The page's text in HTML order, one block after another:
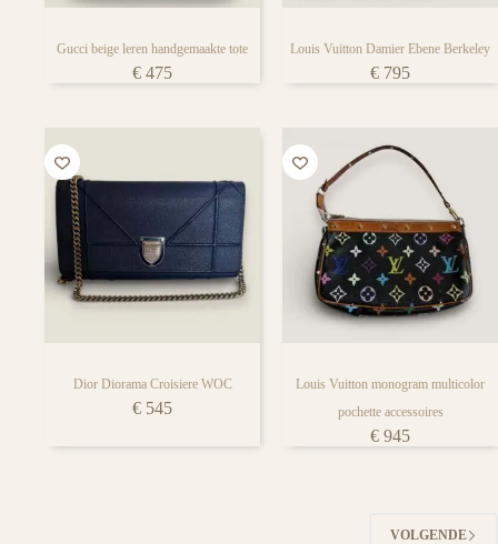
Gucci beige leren handgemaakte tote
€ 475
Louis Vuitton Damier Ebene Berkeley
€ 795
Dior Diorama Croisiere WOC
€ 545
Louis Vuitton monogram multicolor
pochette accessoires
€ 945
VOLGENDE